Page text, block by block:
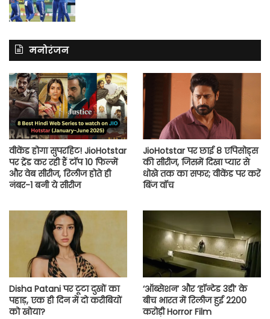
मनोरंजन
वीकेंड होगा सुपरहिट! JioHotstar
पर ट्रेंड कर रही हैं टॉप 10 फिल्में
और वेब सीरीज, रिलीज होते ही
नंबर-1 बनी ये सीरीज
JioHotstar पर छाई 8 एपिसोड्स
की सीरीज, जिसमें दिखा प्यार से
धोखे तक का सफर; वीकेंड पर करें
बिंज वॉच
Disha Patani पर टूटा दुखों का
पहाड़, एक ही दिन में दो करीबियों
को खोया?
‘ऑब्सेशन’ और ‘हॉन्टेड 3डी’ के
बीच भारत में रिलीज हुई 2200
करोड़ी Horror Film